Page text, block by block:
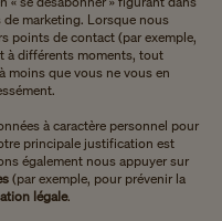
marketing. Lorsque nous
points de contact (par exemple,
à différents moments, tout
moins que vous ne vous en
à caractère personnel pour
principale justification est
également nous appuyer sur
(par exemple, pour prévenir la
légale.